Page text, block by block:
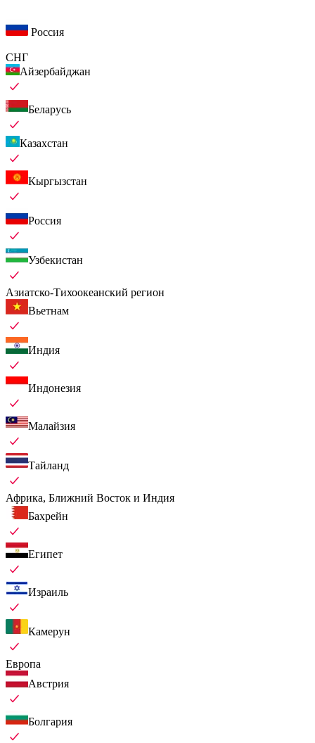
Россия
СНГ
Айзербайджан
Беларусь
Казахстан
Кыргызстан
Россия
Узбекистан
Азиатско-Тихоокеанский регион
Вьетнам
Индия
Индонезия
Малайзия
Тайланд
Африка, Ближний Восток и Индия
Бахрейн
Египет
Израиль
Камерун
Европа
Австрия
Болгария